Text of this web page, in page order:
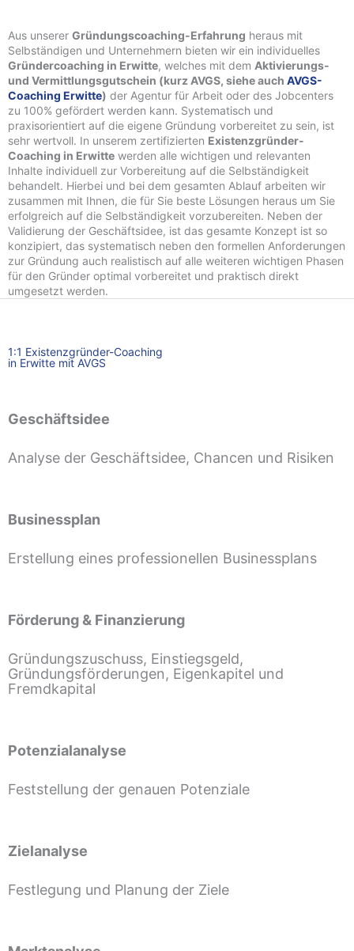
Aus unserer Gründungscoaching-Erfahrung heraus mit
Selbständigen und Unternehmern bieten wir ein individuelles
Gründercoaching in Erwitte, welches mit dem Aktivierungs-
und Vermittlungsgutschein (kurz AVGS, siehe auch AVGS-
Coaching Erwitte) der Agentur für Arbeit oder des Jobcenters
zu 100% gefördert werden kann. Systematisch und
praxisorientiert auf die eigene Gründung vorbereitet zu sein, ist
sehr wertvoll. In unserem zertifizierten Existenzgründer-
Coaching in Erwitte werden alle wichtigen und relevanten
Inhalte individuell zur Vorbereitung auf die Selbständigkeit
behandelt. Hierbei und bei dem gesamten Ablauf arbeiten wir
zusammen mit Ihnen, die für Sie beste Lösungen heraus um Sie
erfolgreich auf die Selbständigkeit vorzubereiten. Neben der
Validierung der Geschäftsidee, ist das gesamte Konzept ist so
konzipiert, das systematisch neben den formellen Anforderungen
zur Gründung auch realistisch auf alle weiteren wichtigen Phasen
für den Gründer optimal vorbereitet und praktisch direkt
umgesetzt werden.
1:1 Existenzgründer-Coaching
in Erwitte mit AVGS
Geschäftsidee
Analyse der Geschäftsidee, Chancen und Risiken
Businessplan
Erstellung eines professionellen Businessplans
Förderung & Finanzierung
Gründungszuschuss, Einstiegsgeld,
Gründungsförderungen, Eigenkapitel und
Fremdkapital
Potenzialanalyse
Feststellung der genauen Potenziale
Zielanalyse
Festlegung und Planung der Ziele